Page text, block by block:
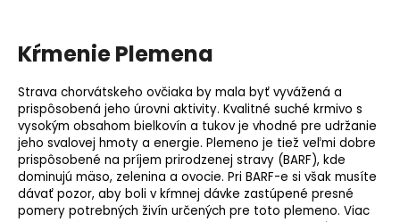
Kŕmenie Plemena
Strava chorvátskeho ovčiaka by mala byť vyvážená a
prispôsobená jeho úrovni aktivity. Kvalitné suché krmivo s
vysokým obsahom bielkovín a tukov je vhodné pre udržanie
jeho svalovej hmoty a energie. Plemeno je tiež veľmi dobre
prispôsobené na príjem prirodzenej stravy (BARF), kde
dominujú mäso, zelenina a ovocie. Pri BARF-e si však musíte
dávať pozor, aby boli v kŕmnej dávke zastúpené presné
pomery potrebných živín určených pre toto plemeno. Viac